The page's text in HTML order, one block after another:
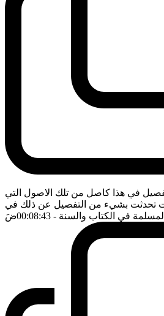
في هذا كاصل من تلك الاصول التي
تحدثت بشيء من التفصيل عن ذلك في
في الكتاب والسنة - 00:08:43 ضَ